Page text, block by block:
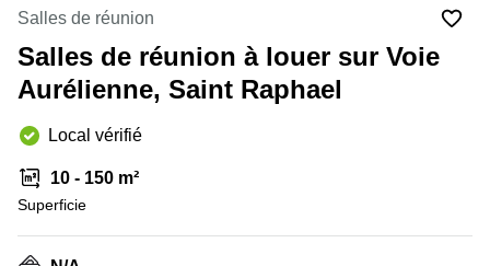
Strasbourg
Centres
d'affaires
Toulouse
Toulouse
Coworking
Nice
Centres
Salles de réunion
Salles de réunion à louer sur Voie
Aurélienne, Saint Raphael
Local vérifié
10 - 150 m²
Superficie